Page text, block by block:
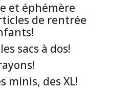
et éphémère
de rentrée
sacs à dos!
minis, des XL!